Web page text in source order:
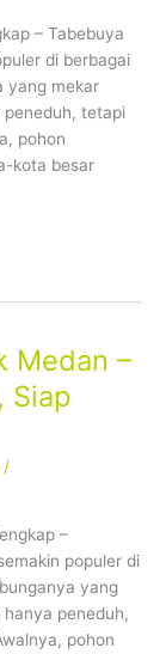
– Tabebuya
di berbagai
yang mekar
peneduh, tetapi
pohon
kota besar
Medan –
Siap
/
–
populer di
yang
peneduh,
pohon